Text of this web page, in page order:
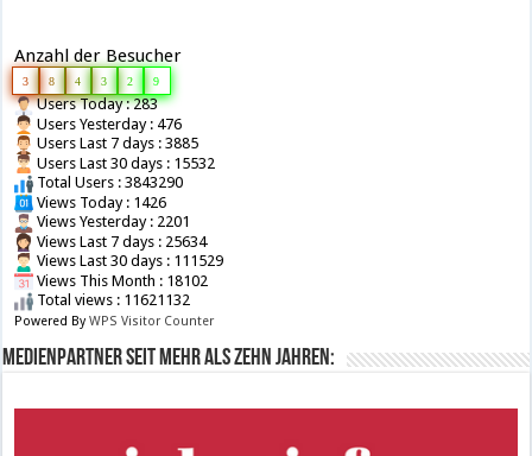
Anzahl der Besucher
3 8 4 3 2 9
Users Today : 283
Users Yesterday : 476
Users Last 7 days : 3885
Users Last 30 days : 15532
Total Users : 3843290
Views Today : 1426
Views Yesterday : 2201
Views Last 7 days : 25634
Views Last 30 days : 111529
Views This Month : 18102
Total views : 11621132
Powered ByWPS Visitor Counter
Medienpartner seit mehr als zehn Jahren: